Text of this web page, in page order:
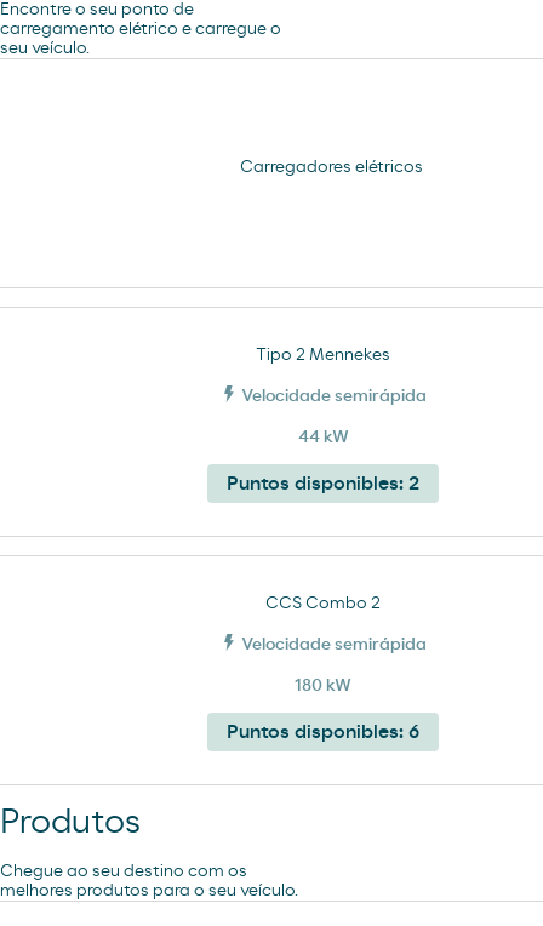
Encontre o seu ponto de
carregamento elétrico e carregue o
seu veículo.
Carregadores elétricos
Tipo 2 Mennekes
Velocidade semirápida
44 kW
Puntos disponibles: 2
CCS Combo 2
Velocidade semirápida
180 kW
Puntos disponibles: 6
Produtos
Chegue ao seu destino com os
melhores produtos para o seu veículo.